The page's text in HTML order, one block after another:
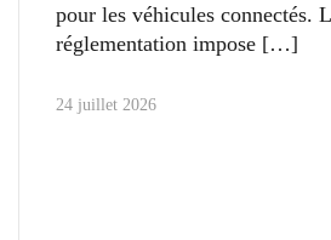
pour les véhicules connectés.
réglementation impose
24 juillet 2026